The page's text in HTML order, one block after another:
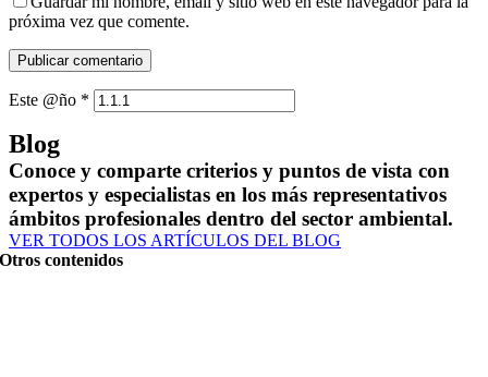
próxima vez que comente.
Este @ño *
Blog
Conoce y comparte criterios y puntos de vista con
expertos y especialistas en los más representativos
ámbitos profesionales dentro del sector ambiental.
VER TODOS LOS ARTÍCULOS DEL BLOG
Otros contenidos